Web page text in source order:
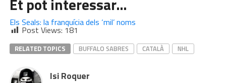
Et pot interessar…
Els Seals: la franquícia dels ‘mil’ noms
Post Views: 181
RELATED TOPICS BUFFALO SABRES CATALÀ NHL
Isi Roquer